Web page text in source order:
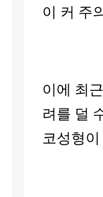
이 커 주
이에 최
려를 덜
코성형